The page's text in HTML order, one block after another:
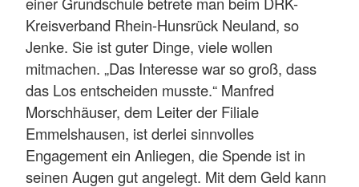
Kreisverband Rhein-Hunsrück Neuland, so
Jenke. Sie ist guter Dinge, viele wollen
mitmachen. „Das Interesse war so groß, dass
das Los entscheiden musste.“ Manfred
Morschhäuser, dem Leiter der Filiale
Emmelshausen, ist derlei sinnvolles
Engagement ein Anliegen, die Spende ist in
seinen Augen gut angelegt. Mit dem Geld kann